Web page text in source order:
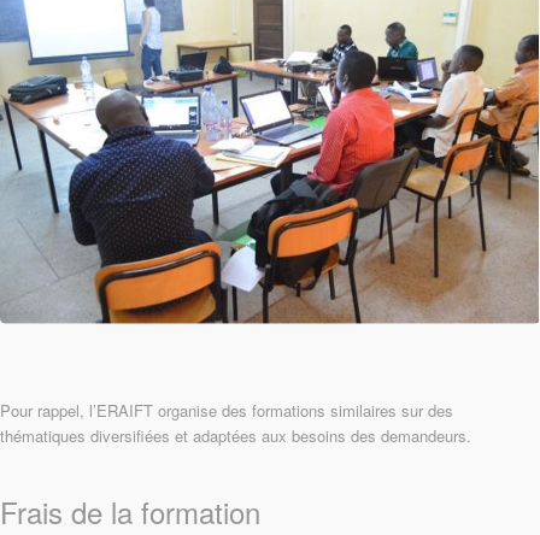
Pour rappel, l’ERAIFT organise des formations similaires sur des
thématiques diversifiées et adaptées aux besoins des demandeurs.
Frais de la formation